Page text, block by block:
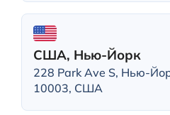
США, Нью-Йорк
228 Park Ave S, Нью-
10003, США